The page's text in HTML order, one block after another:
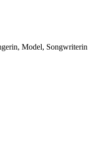
Model, Songwriterin